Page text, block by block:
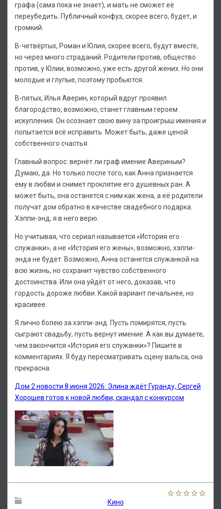
графа (сама пока не знает), и мать не сможет её
переубедить. Публичный конфуз, скорее всего, будет, и
громкий.
В-четвёртых, Роман и Юлия, скорее всего, будут вместе,
но через много страданий. Родители против, общество
против, у Юлии, возможно, уже есть другой жених. Но они
молодые и глупые, поэтому пробьются.
В-пятых, Илья Аверин, который вдруг проявил
благородство, возможно, станет главным героем
искупления. Он осознает свою вину за проигрыш имения и
попытается всё исправить. Может быть, даже ценой
собственного счастья.
Главный вопрос: вернёт ли граф имение Авериным?
Думаю, да. Но только после того, как Анна признается
ему в любви и снимет проклятие его душевных ран. А
может быть, она останется с ним как жена, а её родители
получат дом обратно в качестве свадебного подарка.
Хэппи-энд, я в него верю.
Но учитывая, что сериал называется «История его
служанки», а не «История его жены», возможно, хэппи-
энда не будет. Возможно, Анна останется служанкой на
всю жизнь, но сохранит чувство собственного
достоинства. Или она уйдёт от него, доказав, что
гордость дороже любви. Какой вариант печальнее, но
красивее.
Я лично болею за хэппи-энд. Пусть помирятся, пусть
сыграют свадьбу, пусть вернут имение. А как вы думаете,
чем закончится «История его служанки»? Пишите в
комментариях. Я буду пересматривать сцену вальса, она
прекрасна.
Дом 2 новости 8 июня 2026: Элина ждёт Гуранду, Сергей
Хорошев готов к новой любви, скандал с конкурсом
Кино